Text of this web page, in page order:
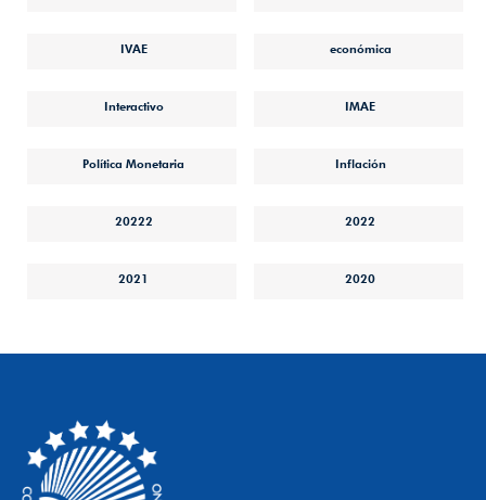
IVAE económica
Interactivo IMAE
Política Monetaria Inflación
20222 2022
2021 2020